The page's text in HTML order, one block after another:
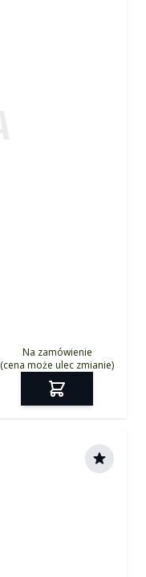
Na zamówienie
(cena może ulec zmianie)